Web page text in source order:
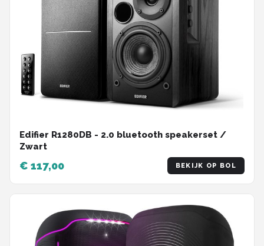
Edifier R1280DB - 2.0 bluetooth speakerset /
Zwart
€ 117,00 BEKIJK OP BOL